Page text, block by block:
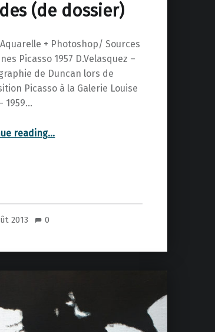
(de dossier)
+ Photoshop/ Sources
Picasso 1957 D.Velasquez –
de Duncan lors de
Picasso à la Galerie Louise
1959…
reading…
2013 0